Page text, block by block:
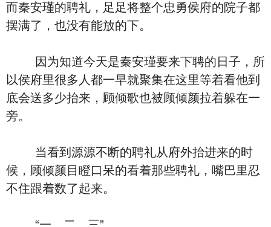
而秦安瑾的聘礼，足足将整个忠勇侯府的院子都
摆满了，也没有能放的下。
因为知道今天是秦安瑾要来下聘的日子，所
以侯府里很多人都一早就聚集在这里等着看他到
底会送多少抬来，顾倾歌也被顾倾颜拉着躲在一
旁。
当看到源源不断的聘礼从府外抬进来的时
候，顾倾颜目瞪口呆的看着那些聘礼，嘴巴里忍
不住跟着数了起来。